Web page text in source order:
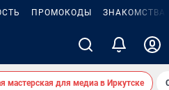
ПРОМОКОДЫ ЗНАКОМСТВА
мастерская для медиа в Иркутске